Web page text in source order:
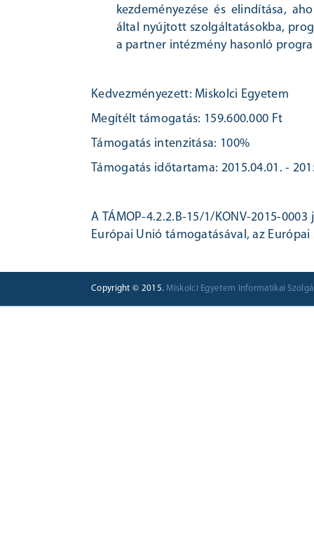
kezdeményezése és elindítása,
által nyújtott szolgáltatásokba,
a partner intézmény hasonló
Kedvezményezett: Miskolci Egyetem
Megítélt támogatás: 159.600.000 Ft
Támogatás intenzitása: 100%
Támogatás időtartama: 2015.04.01. -
A TÁMOP-4.2.2.B-15/1/KONV-2015-
Európai Unió támogatásával, az
Copyright © 2015. Miskolci Egyetem Informatikai